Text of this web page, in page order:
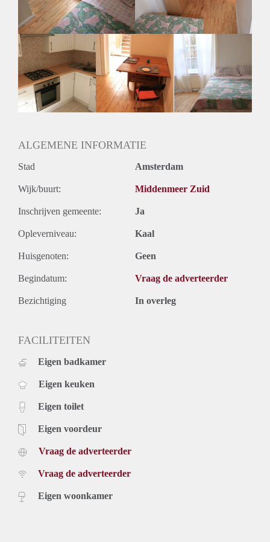
Huurtermijn
Onbepaalde termijn
Oplevering
Gestoffeerd
ALGEMENE INFORMATIE
Stad Amsterdam
Wijk/buurt: Middenmeer Zuid
Inschrijven gemeente: Ja
Opleverniveau: Kaal
Huisgenoten: Geen
Begindatum: Vraag de adverteerder
Bezichtiging In overleg
FACILITEITEN
Eigen badkamer
Eigen keuken
Eigen toilet
Eigen voordeur
Vraag de adverteerder
Vraag de adverteerder
Eigen woonkamer